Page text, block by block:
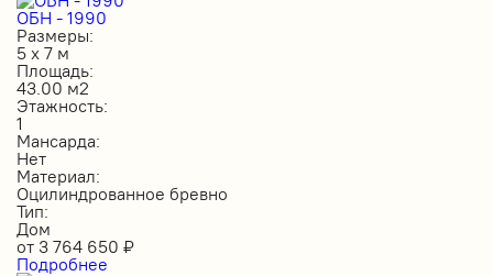
ОБН - 1990
Размеры:
5 х 7 м
Площадь:
43.00 м2
Этажность:
1
Мансарда:
Нет
Материал:
Оцилиндрованное бревно
Тип:
Дом
от 3 764 650 ₽
Подробнее